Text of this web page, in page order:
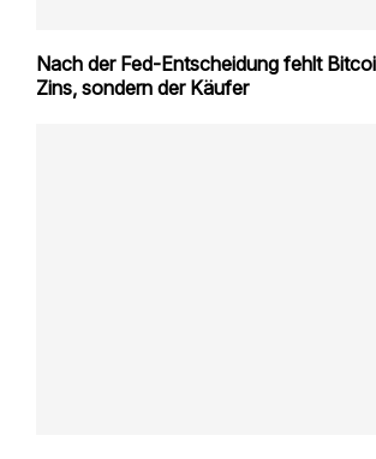
Nach der Fed-Entscheidung fehlt
Zins, sondern der Käufer